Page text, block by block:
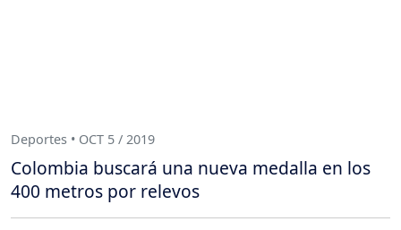
Deportes • OCT 5 / 2019
Colombia buscará una nueva medalla en los
400 metros por relevos